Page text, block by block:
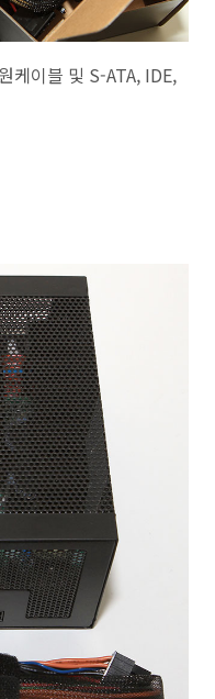
케이블 및 S-ATA, IDE,